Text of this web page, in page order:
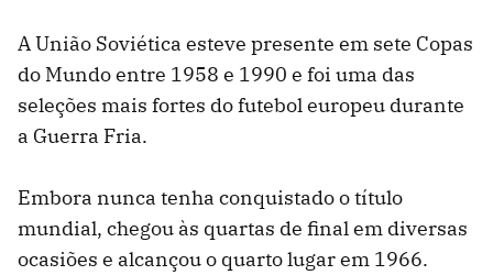
A União Soviética esteve presente em sete Copas
do Mundo entre 1958 e 1990 e foi uma das
seleções mais fortes do futebol europeu durante
a Guerra Fria.
Embora nunca tenha conquistado o título
mundial, chegou às quartas de final em diversas
ocasiões e alcançou o quarto lugar em 1966.